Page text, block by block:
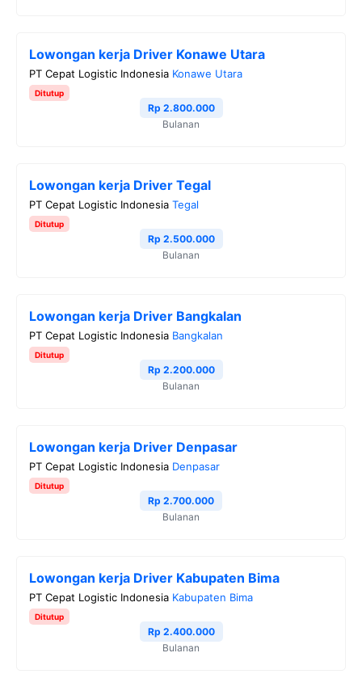
Lowongan kerja Driver Konawe Utara
PT Cepat Logistic Indonesia Konawe Utara
Ditutup
Rp 2.800.000
Bulanan
Lowongan kerja Driver Tegal
PT Cepat Logistic Indonesia Tegal
Ditutup
Rp 2.500.000
Bulanan
Lowongan kerja Driver Bangkalan
PT Cepat Logistic Indonesia Bangkalan
Ditutup
Rp 2.200.000
Bulanan
Lowongan kerja Driver Denpasar
PT Cepat Logistic Indonesia Denpasar
Ditutup
Rp 2.700.000
Bulanan
Lowongan kerja Driver Kabupaten Bima
PT Cepat Logistic Indonesia Kabupaten Bima
Ditutup
Rp 2.400.000
Bulanan